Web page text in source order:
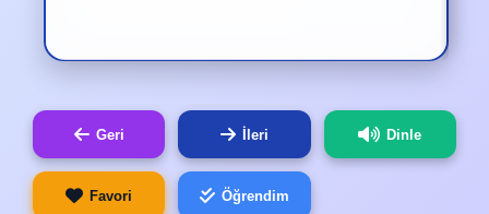
Geri İleri Dinle
Favori Öğrendim